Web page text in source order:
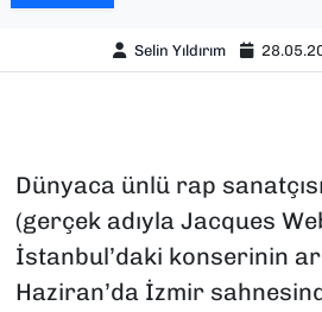
Selin Yıldırım
Dünyaca ünlü rap
(gerçek adıyla Jacques
İstanbul’daki konserinin
Haziran’da İzmir